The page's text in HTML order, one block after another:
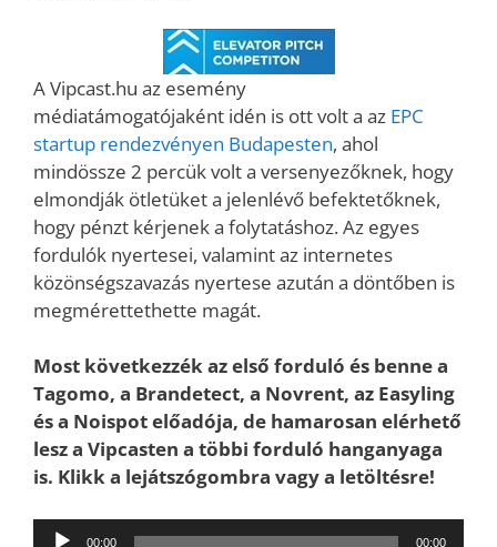
A Vipcast.hu az esemény
médiatámogatójaként idén is ott volt a az EPC
startup rendezvényen Budapesten, ahol
mindössze 2 percük volt a versenyezőknek, hogy
elmondják ötletüket a jelenlévő befektetőknek,
hogy pénzt kérjenek a folytatáshoz. Az egyes
fordulók nyertesei, valamint az internetes
közönségszavazás nyertese azután a döntőben is
megmérettethette magát.
Most következzék az első forduló és benne a
Tagomo, a Brandetect, a Novrent, az Easyling
és a Noispot előadója, de hamarosan elérhető
lesz a Vipcasten a többi forduló hanganyaga
is. Klikk a lejátszógombra vagy a letöltésre!
Audió
00:00 00:00